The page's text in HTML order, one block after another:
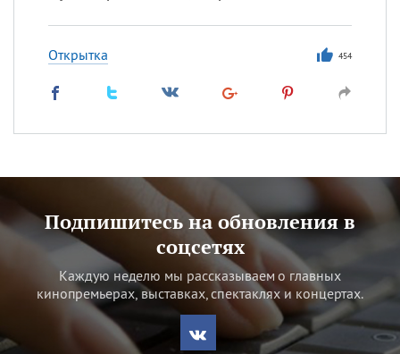
Открытка 454
Подпишитесь на обновления в
соцсетях
Каждую неделю мы рассказываем о главных
кинопремьерах, выставках, спектаклях и концертах.